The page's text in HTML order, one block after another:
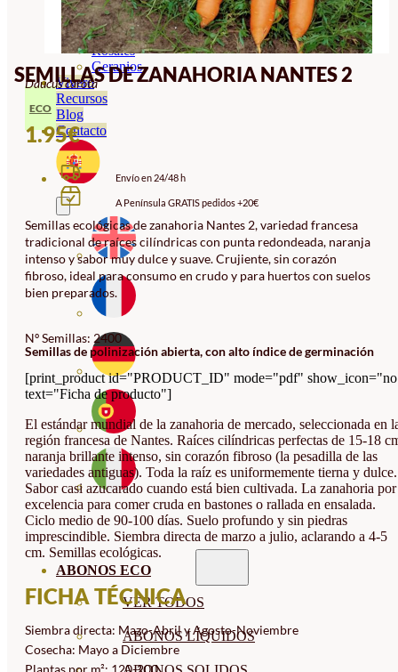
Ornamentales
Hortensias
Rosales
Geranios
Vivero
Recursos
Blog
Contacto
ABONOS ECO
VER TODOS
ABONOS LÍQUIDOS
SEMILLAS DE ZANAHORIA NANTES 2
Daucus carota
ECO
1.95€
Envío en 24/48 h
A Península GRATIS pedidos +20€
Semillas ecológicas de zanahoria Nantes 2, variedad francesa
tradicional de raíces cilíndricas con punta redondeada, naranja
intenso y sabor muy dulce y suave. Crujiente, sin corazón
fibroso, ideal para consumo en crudo y para huertos con suelos
bien preparados.
Nº Semillas: 2400
Semillas de polinización abierta, con alto índice de germinación
[print_product id="PRODUCT_ID" mode="pdf"
text="Ficha de producto"]
El estándar mundial de la zanahoria de mercado, seleccionada en
región francesa de Nantes. Raíces cilíndricas perfectas de 15-18
naranja brillante intenso, sin corazón fibroso (la pesadilla de las
variedades antiguas). Toda la raíz es uniformemente tierna y dulce.
Sabor casi azucarado cuando está bien cultivada. La zanahoria por
excelencia para comer cruda en bastones o rallada en ensalada.
Ciclo medio de 90-100 días. Suelo profundo y sin piedras
imprescindible. Siembra directa de marzo a julio, aclarando a 4-5
cm. Semillas ecológicas.
FICHA TÉCNICA
Siembra directa: Mazo-Abril y Agosto-Noviembre
Cosecha: Mayo a Diciembre